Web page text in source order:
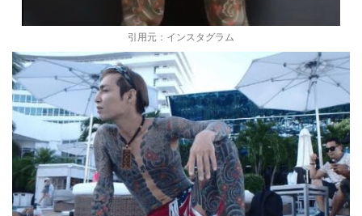
引用元：インスタグラム